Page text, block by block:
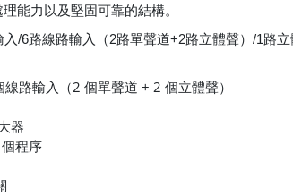
能力以及堅固可靠的結構。
/6路線路輸入（2路單聲道+2路立體聲）/1路
路輸入（2 個單聲道 + 2 個立體聲）
器
程序